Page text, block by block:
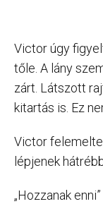
Victor úgy
tőle. A lány
zárt. Látszott
kitartás is. Ez
Victor
lépjenek
„Hozzanak